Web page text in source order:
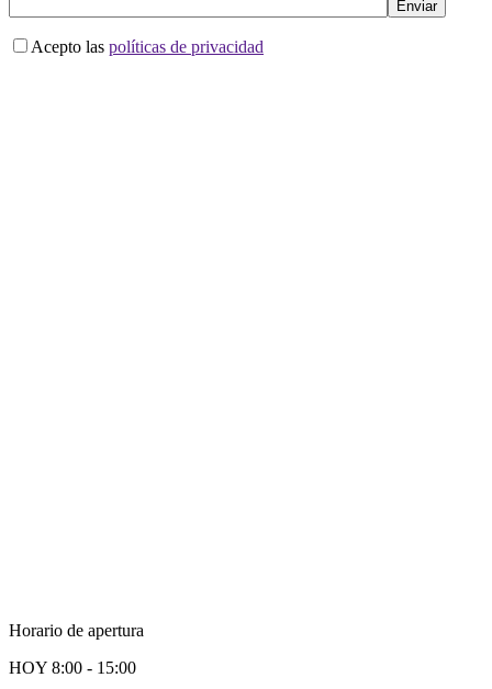
Acepto las políticas de privacidad
Horario de apertura
HOY 8:00 - 15:00